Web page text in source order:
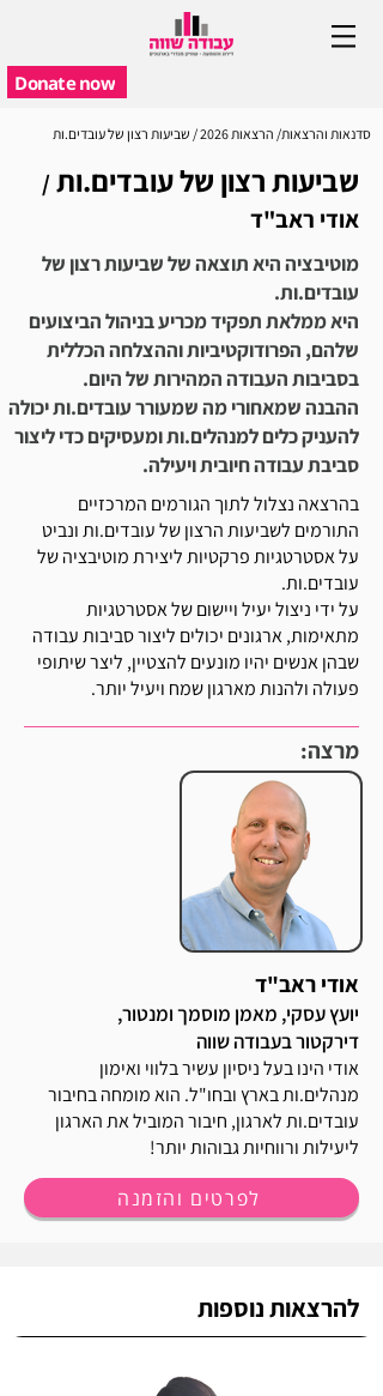
Donate now
סדנאות והרצאות/ הרצאות 2026 / שביעות רצון של עובדים.ות
שביעות רצון של עובדים.ות/
אודי ראב"ד
מוטיבציה היא תוצאה של שביעות רצון של
עובדים.ות.
היא ממלאת תפקיד מכריע בניהול הביצועים
שלהם, הפרודוקטיביות וההצלחה הכללית
בסביבות העבודה המהירות של היום.
ההבנה שמאחורי מה שמעורר עובדים.ות יכולה
להעניק כלים למנהלים.ות ומעסיקים כדי ליצור
סביבת עבודה חיובית ויעילה.
בהרצאה נצלול לתוך הגורמים המרכזיים
התורמים לשביעות הרצון של עובדים.ות ונביט
על אסטרטגיות פרקטיות ליצירת מוטיבציה של
עובדים.ות.
על ידי ניצול יעיל ויישום של אסטרטגיות
מתאימות, ארגונים יכולים ליצור סביבות עבודה
שבהן אנשים יהיו מונעים להצטיין, ליצר שיתופי
פעולה ולהנות מארגון שמח ויעיל יותר.
מרצה:
אודי ראב"ד
יועץ עסקי, מאמן מוסמך ומנטור,
דירקטור בעבודה שווה
אודי הינו בעל ניסיון עשיר בלווי ואימון
מנהלים.ות בארץ ובחו"ל. הוא מומחה בחיבור
עובדים.ות לארגון, חיבור המוביל את הארגון
ליעילות ורווחיות גבוהות יותר!
לפרטים והזמנה
להרצאות נוספות